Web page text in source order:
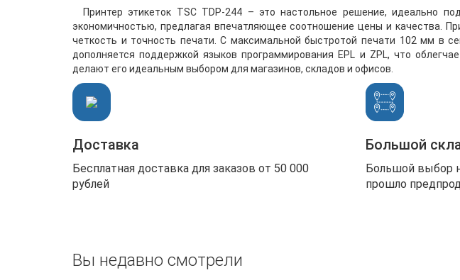
Принтер этикеток TSC TDP-244 – это настольное решение, идеально
экономичностью, предлагая впечатляющее соотношение цены и качества.
четкость и точность печати. С максимальной быстротой печати 102 мм в
дополняется поддержкой языков программирования EPL и ZPL, что
делают его идеальным выбором для магазинов, складов и офисов.
Доставка
Бесплатная доставка для заказов от 50 000
рублей
Большой
Большой выбор
прошло
Вы недавно смотрели